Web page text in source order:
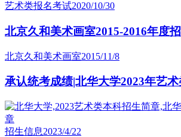
艺术类报名考试2020/10/30
北京久和美术画室2015-2016年度
北京久和美术画室2015/11/8
承认统考成绩|北华大学2023年艺
招生信息2023/4/22